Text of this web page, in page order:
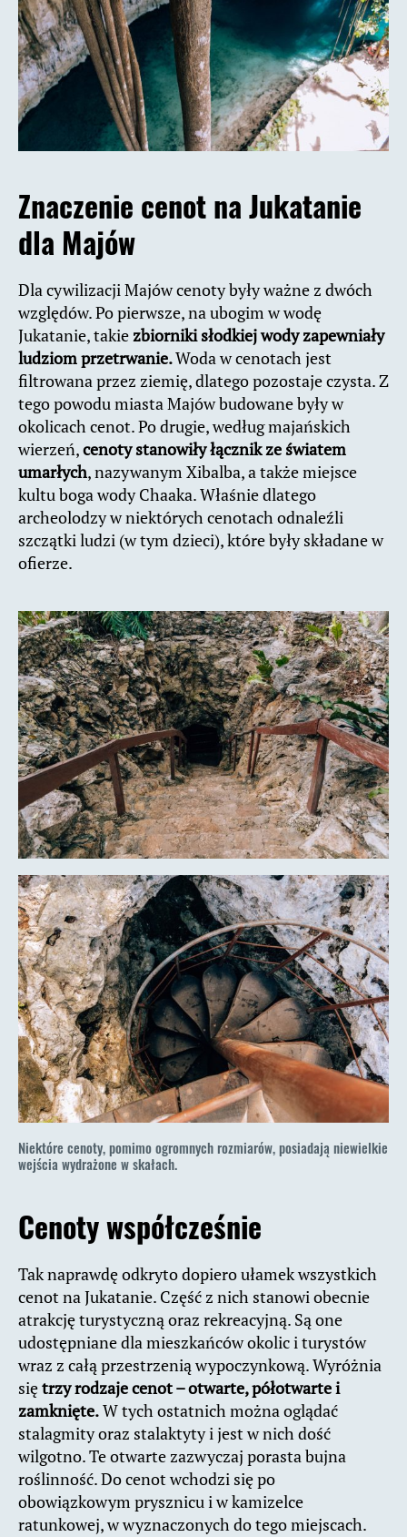
Znaczenie cenot na Jukatanie
dla Majów
Dla cywilizacji Majów cenoty były ważne z dwóch
względów. Po pierwsze, na ubogim w wodę
Jukatanie, takie zbiorniki słodkiej wody zapewniały
ludziom przetrwanie.Woda w cenotach jest
filtrowana przez ziemię, dlatego pozostaje czysta. Z
tego powodu miasta Majów budowane były w
okolicach cenot. Po drugie, według majańskich
wierzeń,cenoty stanowiły łącznik ze światem
umarłych, nazywanym Xibalba, a także miejsce
kultu boga wody Chaaka. Właśnie dlatego
archeolodzy w niektórych cenotach odnaleźli
szczątki ludzi (w tym dzieci), które były składane w
ofierze.
Niektóre cenoty, pomimo ogromnych rozmiarów, posiadają niewielkie
wejścia wydrażone w skałach.
Cenoty współcześnie
Tak naprawdę odkryto dopiero ułamek wszystkich
cenot na Jukatanie. Część z nich stanowi obecnie
atrakcję turystyczną oraz rekreacyjną. Są one
udostępniane dla mieszkańców okolic i turystów
wraz z całą przestrzenią wypoczynkową. Wyróżnia
siętrzy rodzaje cenot – otwarte, półotwarte i
zamknięte.W tych ostatnich można oglądać
stalagmity oraz stalaktyty i jest w nich dość
wilgotno. Te otwarte zazwyczaj porasta bujna
roślinność. Do cenot wchodzi się po
obowiązkowym prysznicu i w kamizelce
ratunkowej, w wyznaczonych do tego miejscach.